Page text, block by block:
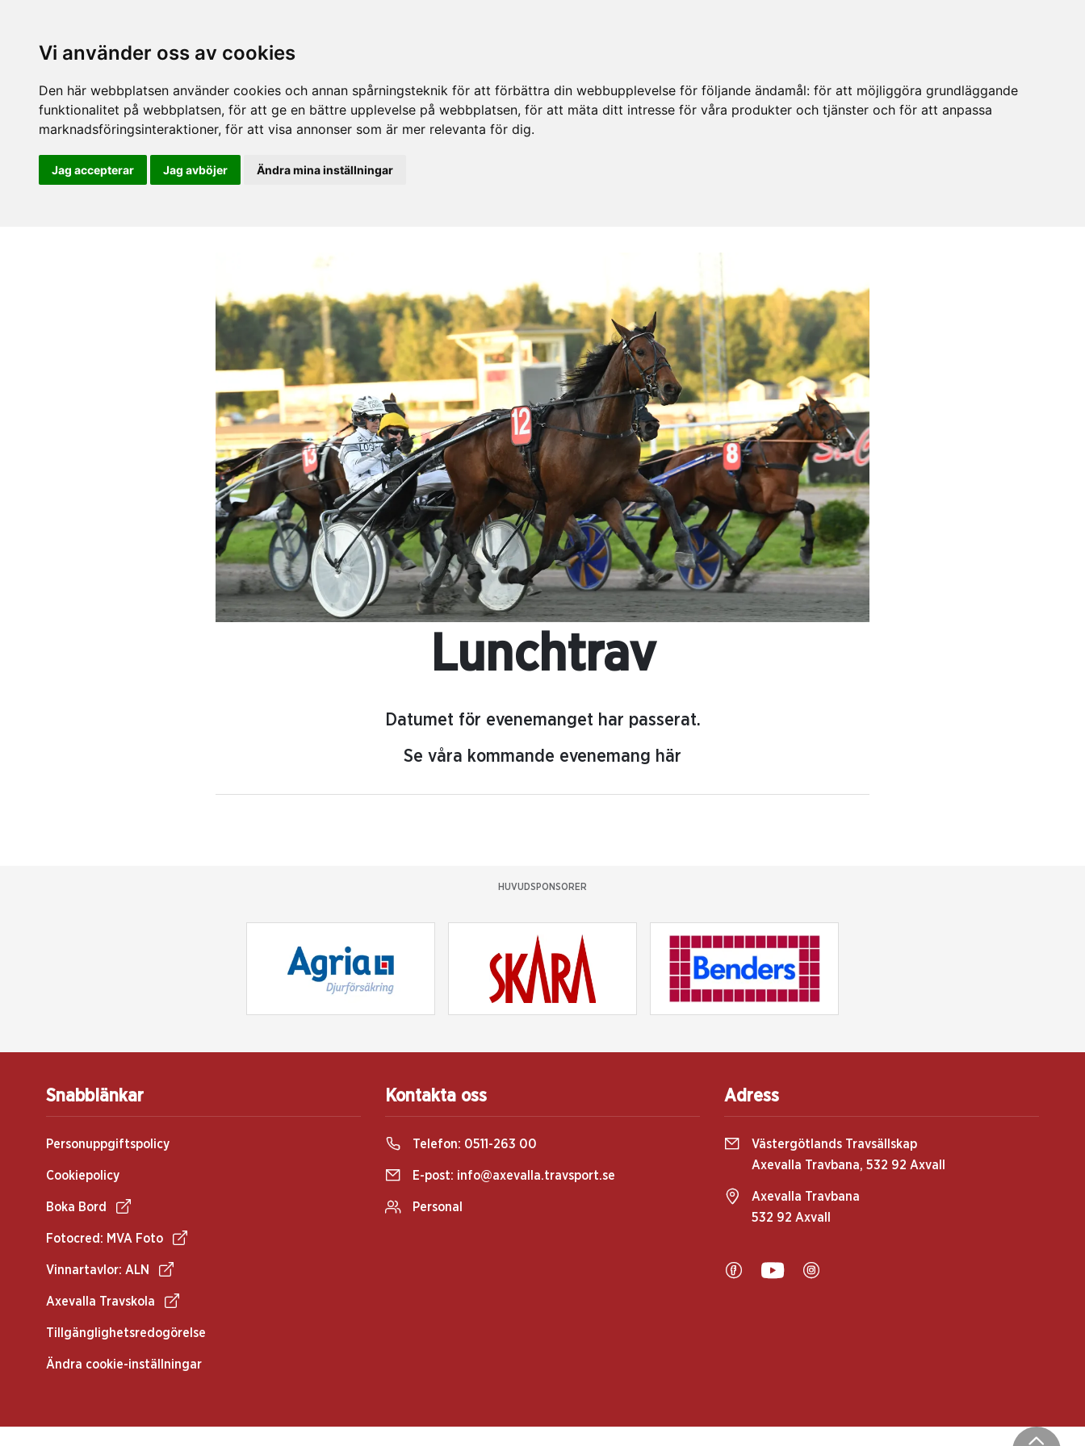
Vi använder oss av cookies
Den här webbplatsen använder cookies och annan spårningsteknik för att förbättra din webbupplevelse för följande ändamål: för att möjliggöra grundläggande
funktionalitet på webbplatsen, för att ge en bättre upplevelse på webbplatsen, för att mäta ditt intresse för våra produkter och tjänster och för att anpassa
marknadsföringsinteraktioner, för att visa annonser som är mer relevanta för dig.
Jag accepterar Jag avböjer Ändra mina inställningar
Lunchtrav
Datumet för evenemanget har passerat.
Se våra kommande evenemang här
HUVUDSPONSORER
Snabblänkar
Personuppgiftspolicy
Cookiepolicy
Boka Bord
Fotocred: MVA Foto
Vinnartavlor: ALN
Axevalla Travskola
Tillgänglighetsredogörelse
Ändra cookie-inställningar
Kontakta oss
Telefon: 0511-263 00
E-post: info@axevalla.travsport.se
Personal
Adress
Västergötlands Travsällskap
Axevalla Travbana, 532 92 Axvall
Axevalla Travbana
532 92 Axvall